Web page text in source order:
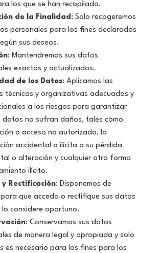
los que se han recopilado.
de la Finalidad: Solo recogeremos
personales para los fines declarados
sus deseos.
: Mantendremos sus datos
exactos y actualizados.
de los Datos: Aplicamos las
técnicas y organizativas adecuadas y
a los riesgos para garantizar
datos no sufran daños, tales como
o acceso no autorizado, la
accidental o ilícita o su pérdida
o alteración y cualquier otra forma
ilícito.
y Rectificación: Disponemos de
que acceda o rectifique sus datos
lo considere oportuno.
: Conservamos sus datos
de manera legal y apropiada y solo
es necesario para los fines para los